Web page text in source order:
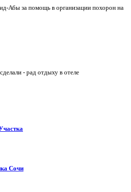
Абы за помощь в организации похорон на
- рад отдыху в отеле
Сочи